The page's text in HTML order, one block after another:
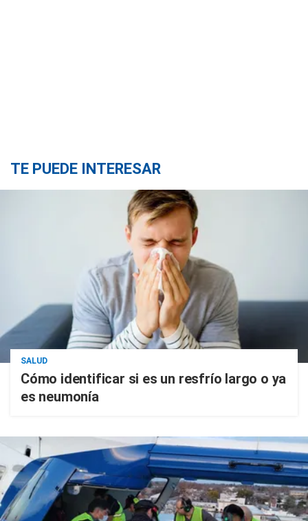
TE PUEDE INTERESAR
SALUD
Cómo identificar si es un resfrío largo o ya
es neumonía